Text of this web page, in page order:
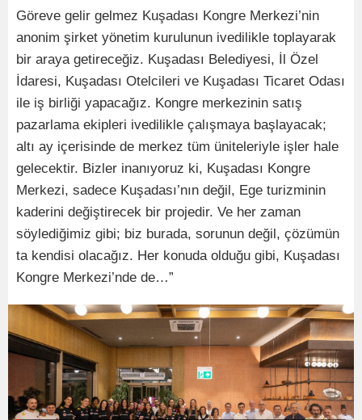
Göreve gelir gelmez Kuşadası Kongre Merkezi’nin
anonim şirket yönetim kurulunun ivedilikle toplayarak
bir araya getireceğiz. Kuşadası Belediyesi, İl Özel
İdaresi, Kuşadası Otelcileri ve Kuşadası Ticaret Odası
ile iş birliği yapacağız. Kongre merkezinin satış
pazarlama ekipleri ivedilikle çalışmaya başlayacak;
altı ay içerisinde de merkez tüm üniteleriyle işler hale
gelecektir. Bizler inanıyoruz ki, Kuşadası Kongre
Merkezi, sadece Kuşadası’nın değil, Ege turizminin
kaderini değiştirecek bir projedir. Ve her zaman
söylediğimiz gibi; biz burada, sorunun değil, çözümün
ta kendisi olacağız. Her konuda olduğu gibi, Kuşadası
Kongre Merkezi’nde de…”